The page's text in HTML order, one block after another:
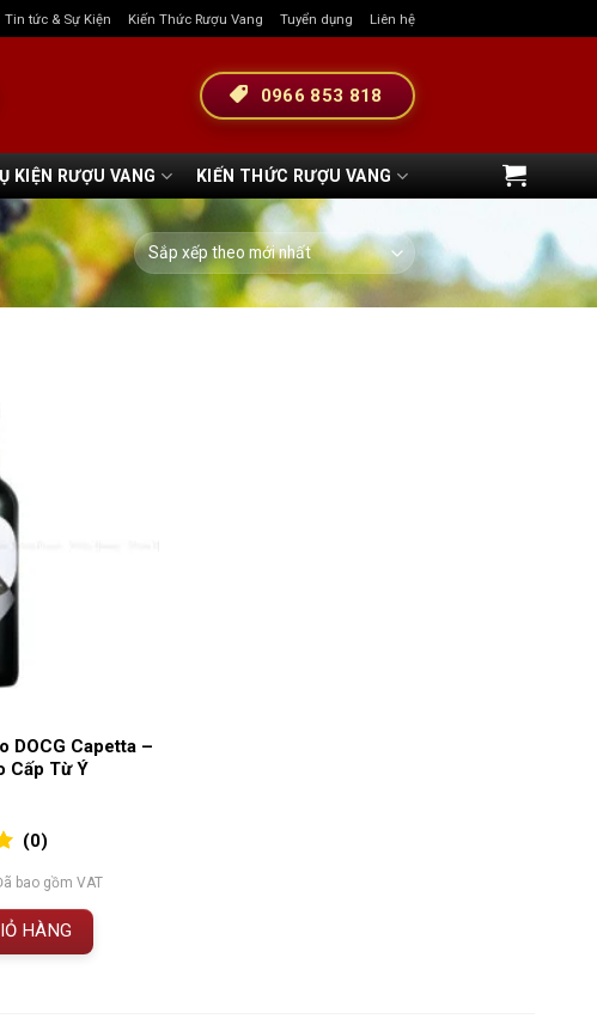
Tin tức & Sự Kiện Kiến Thức Rượu Vang Tuyển dụng Liên hệ
0966 853 818
KIỆN RƯỢU VANG KIẾN THỨC RƯỢU VANG
DOCG Capetta –
Cấp Từ Ý
(0)
bao gồm VAT
HÀNG